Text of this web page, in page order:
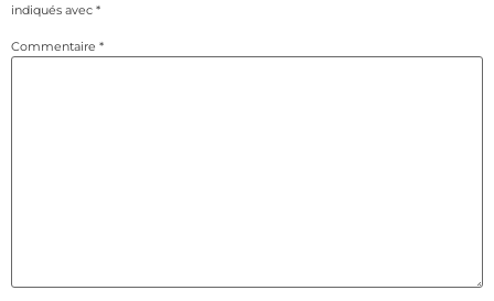
indiqués avec *
Commentaire *